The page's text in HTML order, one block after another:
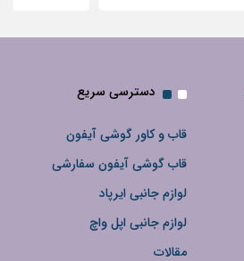
دسترسی سریع
قاب و کاور گوشی آیفون
قاب گوشی آیفون سفارشی
لوازم جانبی ایرپاد
لوازم جانبی اپل واچ
مقالات